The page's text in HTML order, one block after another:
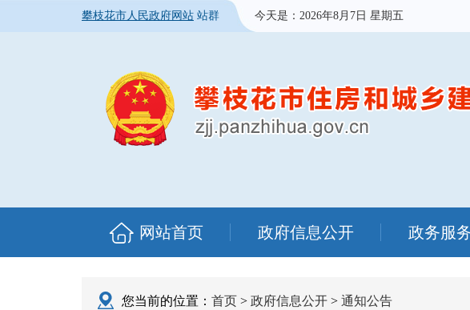
攀枝花市人民政府网站 站群 今天是： 2026年8月7日 星期五
网站首页 政府信息公开 政务服
您当前的位置： 首页 > 政府信息公开 > 通知公告